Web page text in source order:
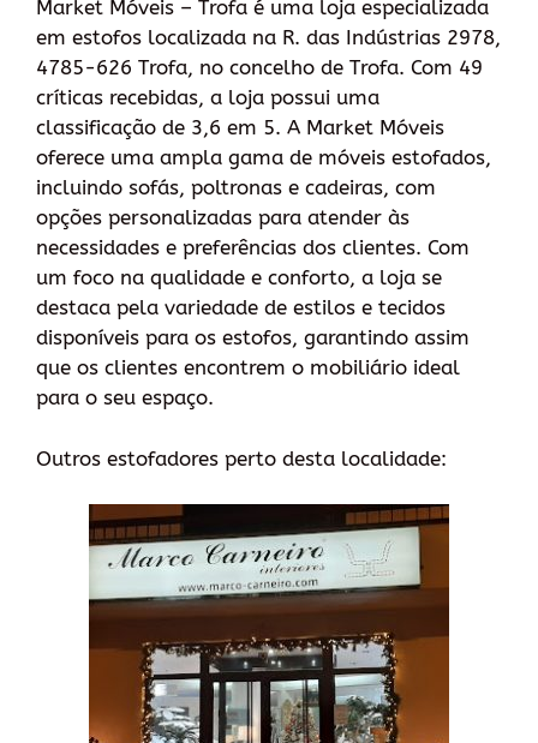
Market Móveis – Trofa é uma loja especializada
em estofos localizada na R. das Indústrias 2978,
4785-626 Trofa, no concelho de Trofa. Com 49
críticas recebidas, a loja possui uma
classificação de 3,6 em 5. A Market Móveis
oferece uma ampla gama de móveis estofados,
incluindo sofás, poltronas e cadeiras, com
opções personalizadas para atender às
necessidades e preferências dos clientes. Com
um foco na qualidade e conforto, a loja se
destaca pela variedade de estilos e tecidos
disponíveis para os estofos, garantindo assim
que os clientes encontrem o mobiliário ideal
para o seu espaço.
Outros estofadores perto desta localidade: